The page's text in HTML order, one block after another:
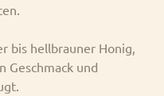
bis hellbrauner Honig,
Geschmack und